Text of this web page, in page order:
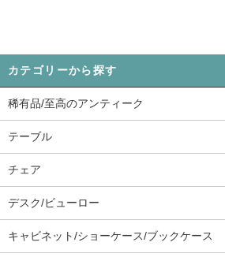
カテゴリーから探す
稀有品/至高のアンティーク
テーブル
チェア
デスク/ビューロー
キャビネット/ショーケース/ブックケース